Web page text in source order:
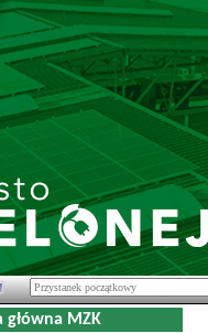
główna MZK